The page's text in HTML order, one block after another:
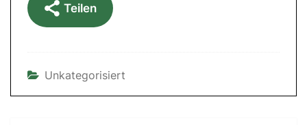
Teilen
Unkategorisiert